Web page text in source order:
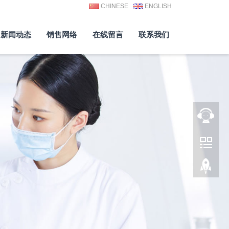
CHINESE ENGLISH
新闻动态 销售网络 在线留言 联系我们